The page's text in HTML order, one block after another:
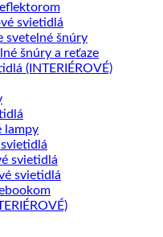
svietidlá
svetelné šnúry
šnúry a reťaze
(INTERIÉROVÉ)
lampy
svietidlá
svietidlá